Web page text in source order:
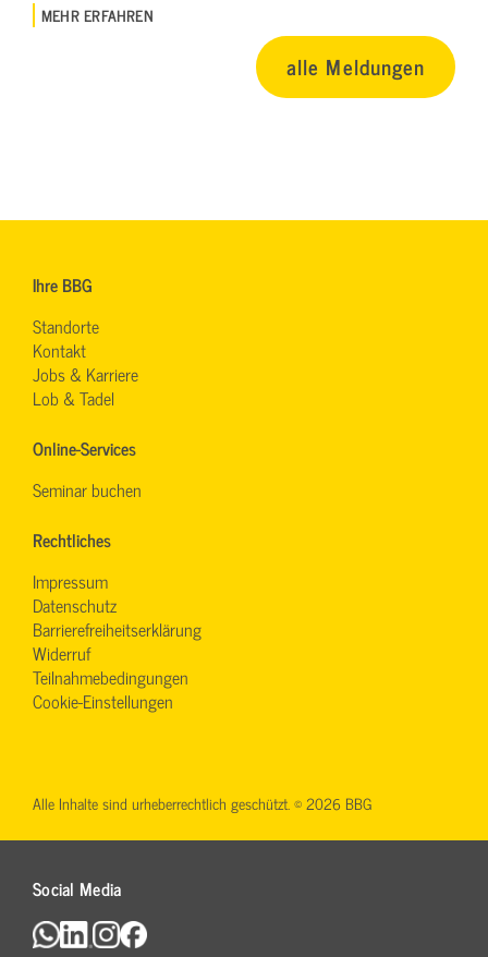
MEHR ERFAHREN
alle Meldungen
Ihre BBG
Standorte
Kontakt
Jobs & Karriere
Lob & Tadel
Online-Services
Seminar buchen
Rechtliches
Impressum
Datenschutz
Barrierefreiheitserklärung
Widerruf
Teilnahmebedingungen
Cookie-Einstellungen
Social Media
Alle Inhalte sind urheberrechtlich geschützt. © 2026 BBG